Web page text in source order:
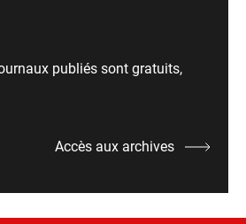
publiés sont gratuits,
Accès aux archives